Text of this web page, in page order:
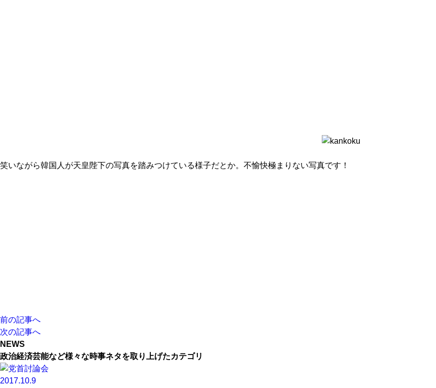
笑いながら韓国人が天皇陛下の写真を踏みつけている様子だとか。不愉快極まりない写真です！
前の記事へ
次の記事へ
NEWS
政治経済芸能など様々な時事ネタを取り上げたカテゴリ
2017.10.9